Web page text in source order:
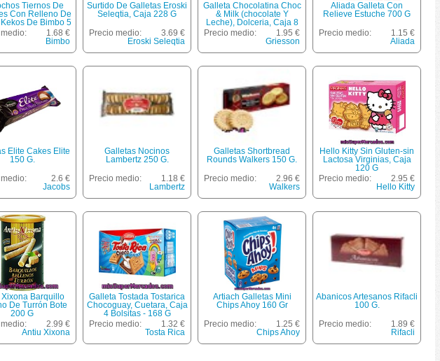
Tiernos De
Con Relleno De
De Bimbo 5
150 Gramos
1.68 €
Bimbo
Surtido De Galletas Eroski
Seleqtia, Caja 228 G
Precio medio:
3.69 €
Eroski Seleqtia
Galleta Chocolatina Choc
& Milk (chocolate Y
Leche), Dolceria, Caja 8
Bolsitas - 268 G
Precio medio:
1.95 €
Griesson
Aliada Galleta Con
Relieve Estuche 700 G
Precio medio:
1.15 €
Aliada
Elite Cakes Elite
150 G.
2.6 €
Jacobs
Galletas Nocinos
Lambertz 250 G.
Precio medio:
1.18 €
Lambertz
Galletas Shortbread
Rounds Walkers 150 G.
Precio medio:
2.96 €
Walkers
Hello Kitty Sin Gluten-sin
Lactosa Virginias, Caja
120 G
Precio medio:
2.95 €
Hello Kitty
Xixona Barquillo
De Turrón Bote
200 G
2.99 €
Antiu Xixona
Galleta Tostada Tostarica
Chocoguay, Cuetara, Caja
4 Bolsitas - 168 G
Precio medio:
1.32 €
Tosta Rica
Artiach Galletas Mini
Chips Ahoy 160 Gr
Precio medio:
1.25 €
Chips Ahoy
Abanicos Artesanos Rifacli
100 G.
Precio medio:
1.89 €
Rifacli